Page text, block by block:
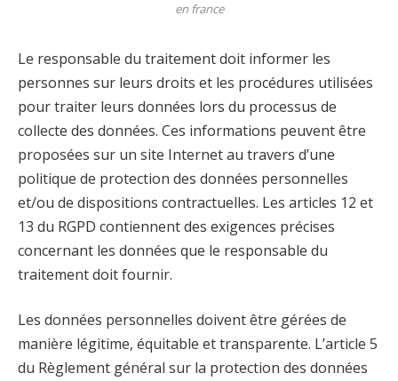
en france
Le responsable du traitement doit informer les
personnes sur leurs droits et les procédures utilisées
pour traiter leurs données lors du processus de
collecte des données. Ces informations peuvent être
proposées sur un site Internet au travers d’une
politique de protection des données personnelles
et/ou de dispositions contractuelles. Les articles 12 et
13 du RGPD contiennent des exigences précises
concernant les données que le responsable du
traitement doit fournir.
Les données personnelles doivent être gérées de
manière légitime, équitable et transparente. L’article 5
du Règlement général sur la protection des données